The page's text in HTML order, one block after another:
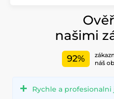
našimi
92%
náš
Rychle a